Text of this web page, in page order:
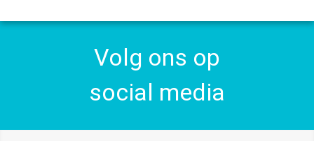
Volg ons op
social media